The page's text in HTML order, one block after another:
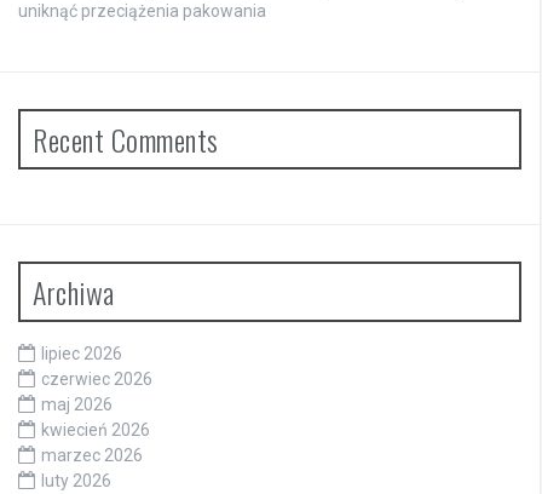
uniknąć przeciążenia pakowania
Recent Comments
Archiwa
lipiec 2026
czerwiec 2026
maj 2026
kwiecień 2026
marzec 2026
luty 2026